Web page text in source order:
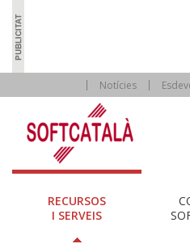
Notícies
RECURSOS
I SERVEIS